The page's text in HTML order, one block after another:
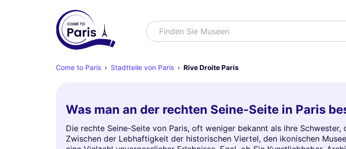
SuchenFinden Sie Museen
Come to Paris Stadtteile von Paris Rive Droite Paris
Was man an der rechten Seine-Seite in Paris
Die rechte Seine-Seite von Paris, oft weniger bekannt als ihre
Zwischen der Lebhaftigkeit der historischen Viertel, den ikonischen